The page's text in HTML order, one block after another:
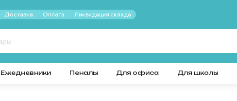
Доставка Оплата Ликвидация склада
Ежедневники Пеналы Для офиса Для школы